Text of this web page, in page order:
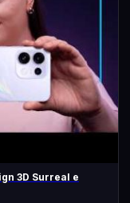
3D Surreal e